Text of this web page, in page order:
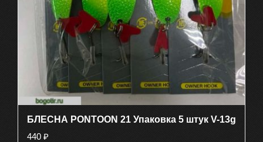
БЛЕСНА PONTOON 21 Упаковка 5 штук V-13g
440 ₽